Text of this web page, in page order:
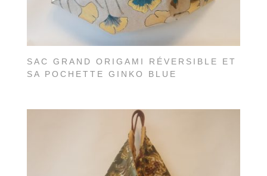
SAC GRAND ORIGAMI RÉVERSIBLE ET
SA POCHETTE GINKO BLUE